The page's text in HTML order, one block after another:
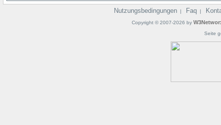
Nutzungsbedingungen | Faq |
Copyright © 2007-2026 by
Seite